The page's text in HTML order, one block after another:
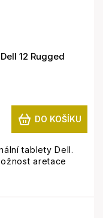
12 Rugged
DO KOŠÍKU
tablety Dell.
aretace